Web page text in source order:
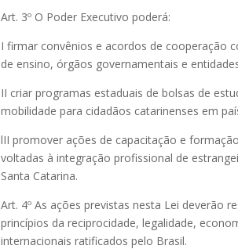
Art. 3º O Poder Executivo poderá:
I firmar convênios e acordos de cooperação
de ensino, órgãos governamentais e
II criar programas estaduais de bolsas de
mobilidade para cidadãos catarinenses em
lII promover ações de capacitação e
voltadas à integração profissional de
Santa Catarina.
Art. 4º As ações previstas nesta Lei deverão
princípios da reciprocidade, legalidade,
internacionais ratificados pelo Brasil.